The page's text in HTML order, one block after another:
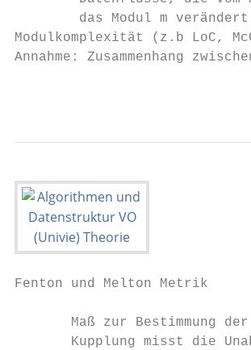
das Modul m
Modulkomplexität (z.b LoC,
Annahme: Zusammenhang
Fenton und Melton Metrik
Maß zur Bestimmung
Kupplung misst die